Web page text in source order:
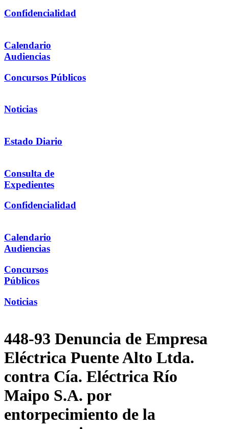
Confidencialidad
Calendario
Audiencias
Concursos Públicos
Noticias
Estado Diario
Consulta de
Expedientes
Confidencialidad
Calendario
Audiencias
Concursos
Públicos
Noticias
448-93 Denuncia de Empresa
Eléctrica Puente Alto Ltda.
contra Cía. Eléctrica Río
Maipo S.A. por
entorpecimiento de la